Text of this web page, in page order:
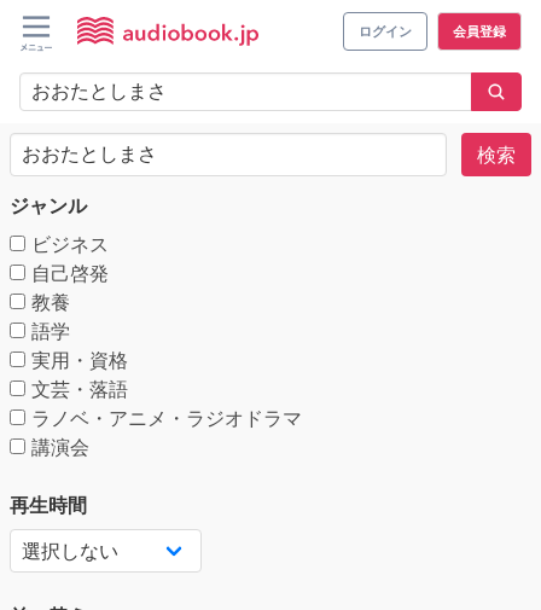
ログイン 会員登録
検索
ジャンル
ビジネス
自己啓発
教養
語学
実用・資格
文芸・落語
ラノベ・アニメ・ラジオドラマ
講演会
再生時間